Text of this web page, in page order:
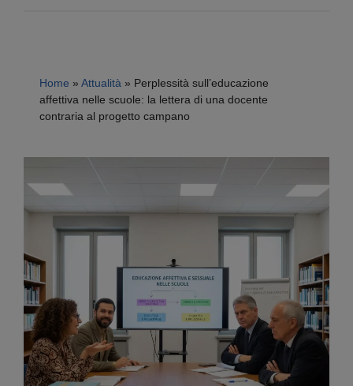
Home » Attualità » Perplessità sull’educazione
affettiva nelle scuole: la lettera di una docente
contraria al progetto campano